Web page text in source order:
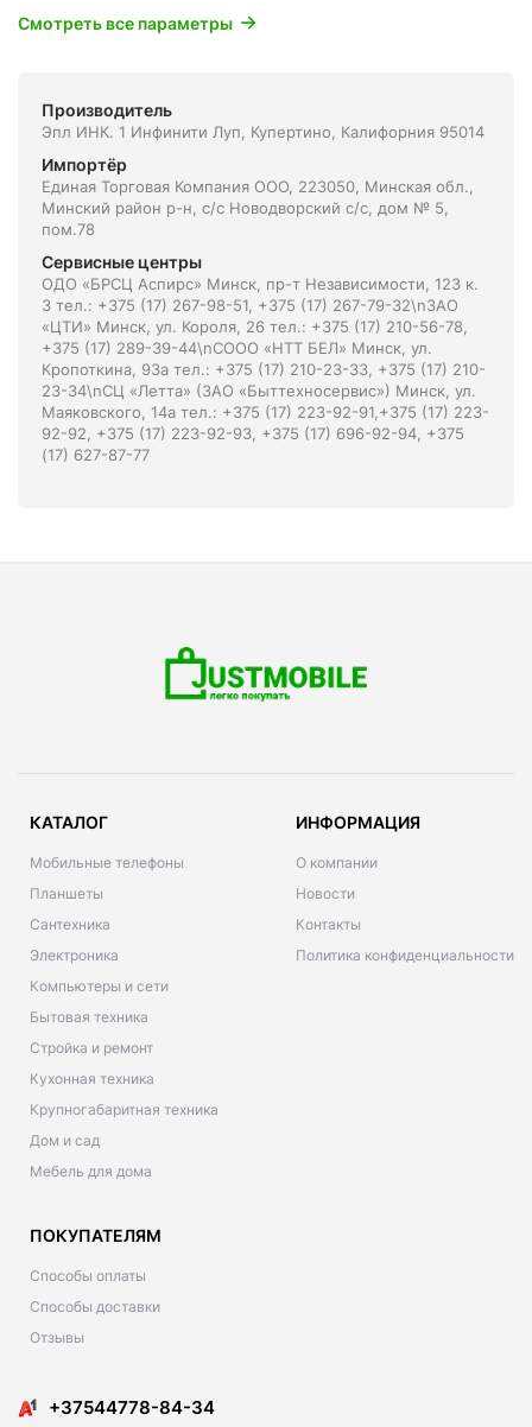
Смотреть все параметры
Производитель
Эпл ИНК. 1 Инфинити Луп, Купертино, Калифорния 95014
Импортёр
Единая Торговая Компания ООО, 223050, Минская обл.,
Минский район р-н, с/с Новодворский с/с, дом № 5,
пом.78
Сервисные центры
ОДО «БРСЦ Аспирс» Минск, пр-т Независимости, 123 к.
3 тел.: +375 (17) 267-98-51, +375 (17) 267-79-32\nЗАО
«ЦТИ» Минск, ул. Короля, 26 тел.: +375 (17) 210-56-78,
+375 (17) 289-39-44\nСООО «НТТ БЕЛ» Минск, ул.
Кропоткина, 93а тел.: +375 (17) 210-23-33, +375 (17) 210-
23-34\nСЦ «Летта» (ЗАО «Быттехносервис») Минск, ул.
Маяковского, 14а тел.: +375 (17) 223-92-91,+375 (17) 223-
92-92, +375 (17) 223-92-93, +375 (17) 696-92-94, +375
(17) 627-87-77
КАТАЛОГ
Мобильные телефоны
Планшеты
Сантехника
Электроника
Компьютеры и сети
Бытовая техника
Стройка и ремонт
Кухонная техника
Крупногабаритная техника
Дом и сад
Мебель для дома
ИНФОРМАЦИЯ
О компании
Новости
Контакты
Политика конфиденциальности
ПОКУПАТЕЛЯМ
Способы оплаты
Способы доставки
Отзывы
+37544778-84-34